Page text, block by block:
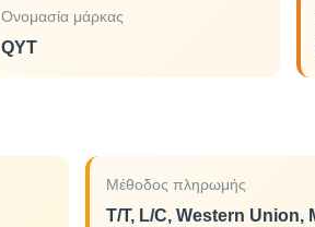
Ονομασία μάρκας
QYT
Μέθοδος πληρωμής
T/T, L/C, Western Union,